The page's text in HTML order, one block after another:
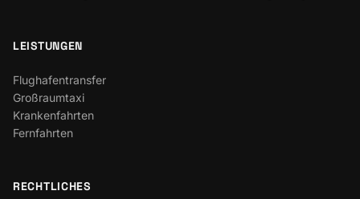
LEISTUNGEN
Flughafentransfer
Großraumtaxi
Krankenfahrten
Fernfahrten
RECHTLICHES